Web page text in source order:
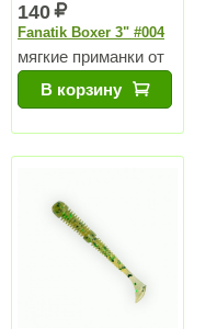
140
Fanatik Boxer 3" #004
мягкие приманки от
Чемпиона Мира
В корзину